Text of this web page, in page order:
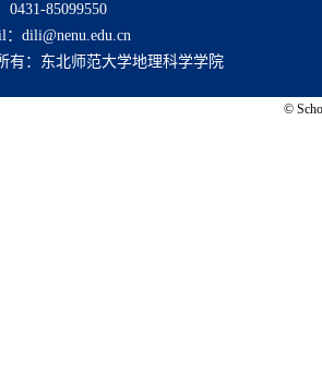
0431-85099550
：dili@nenu.edu.cn
有：东北师范大学地理科学学院
©